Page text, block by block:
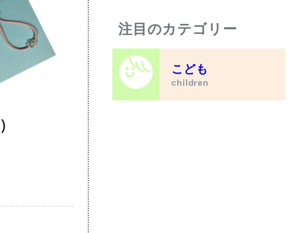
ド
注目のカテゴリー
こども
children